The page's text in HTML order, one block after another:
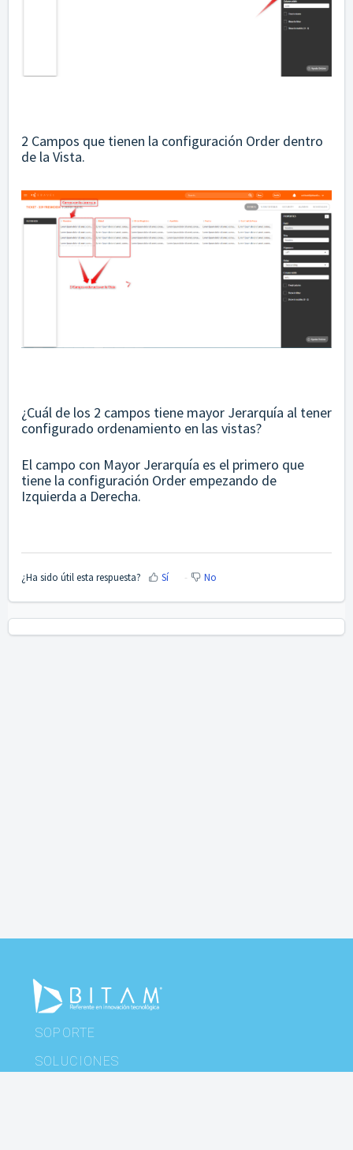
2 Campos que tienen la configuración Order dentro
de la Vista.
¿Cuál de los 2 campos tiene mayor Jerarquía al tener
configurado ordenamiento en las vistas?
El campo con Mayor Jerarquía es el primero que
tiene la configuración Order empezando de
Izquierda a Derecha.
¿Ha sido útil esta respuesta? Sí No